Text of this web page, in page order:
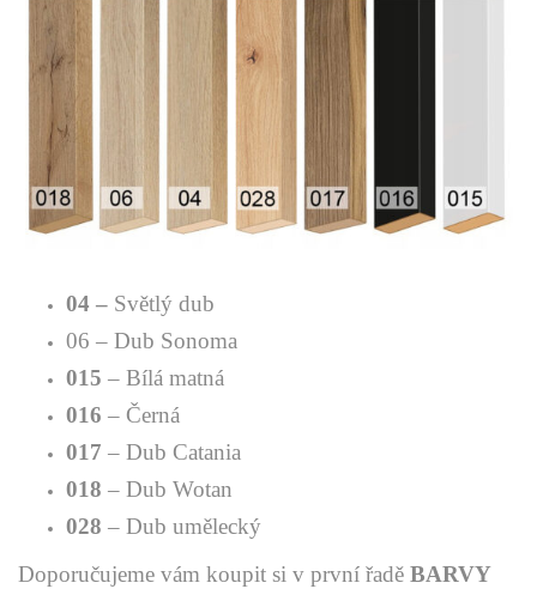
04 – Světlý dub
06 – Dub Sonoma
015 – Bílá matná
016 – Černá
017 – Dub Catania
018 – Dub Wotan
028 – Dub umělecký
Doporučujeme vám koupit si v první řadě BARVY